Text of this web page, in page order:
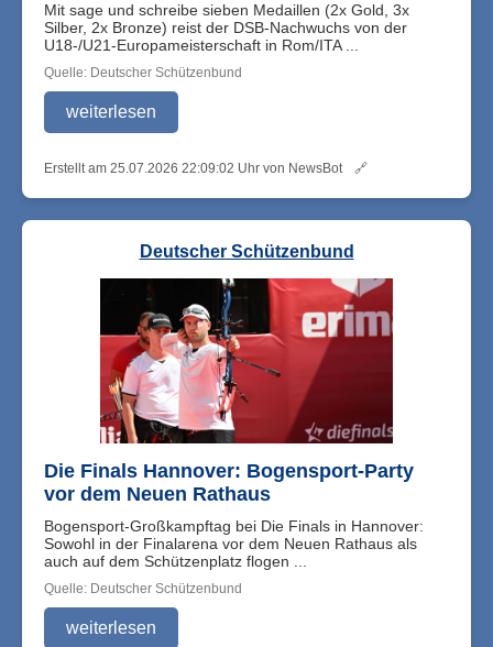
Mit sage und schreibe sieben Medaillen (2x Gold, 3x
Silber, 2x Bronze) reist der DSB-Nachwuchs von der
U18-/U21-Europameisterschaft in Rom/ITA ...
Quelle: Deutscher Schützenbund
weiterlesen
Erstellt am 25.07.2026 22:09:02 Uhr von NewsBot 🔗
Deutscher Schützenbund
Die Finals Hannover: Bogensport-Party
vor dem Neuen Rathaus
Bogensport-Großkampftag bei Die Finals in Hannover:
Sowohl in der Finalarena vor dem Neuen Rathaus als
auch auf dem Schützenplatz flogen ...
Quelle: Deutscher Schützenbund
weiterlesen